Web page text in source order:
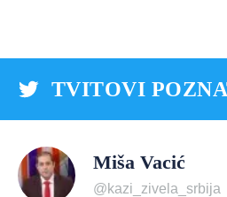
TVITOVI
Miša Vacić
@kazi_zivela_srbija